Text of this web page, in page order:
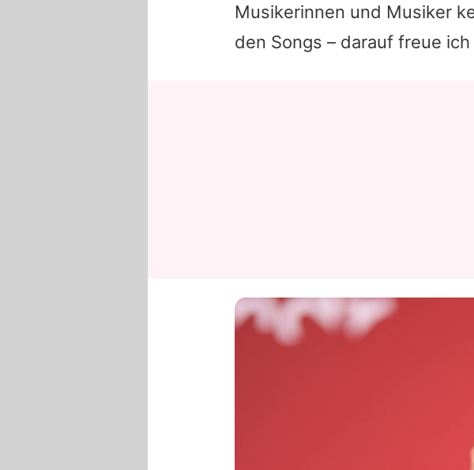
Musikerinnen und Musiker
den Songs – darauf freue